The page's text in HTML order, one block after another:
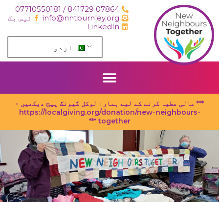
جائیں۔
07864 841729 / 07710550181
info@nntburnley.org
فیس بک
LinkedIn
اردو
*** مالی عطیہ کرنے کے لیے ہمارا لوکل گیونگ پیج دیکھیں -
https://localgiving.org/donation/new-neighbours-
together ***